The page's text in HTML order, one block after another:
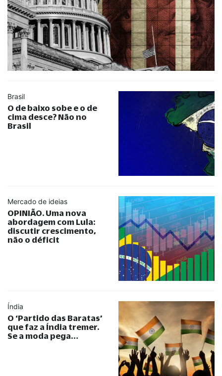
Brasil
O de baixo sobe e o de
cima desce? Não no
Brasil
Mercado de ideias
OPINIÃO. Uma nova
abordagem com Lula:
discutir crescimento,
não o déficit
Índia
O ‘Partido das Baratas’
que faz a Índia tremer.
Se a moda pega…